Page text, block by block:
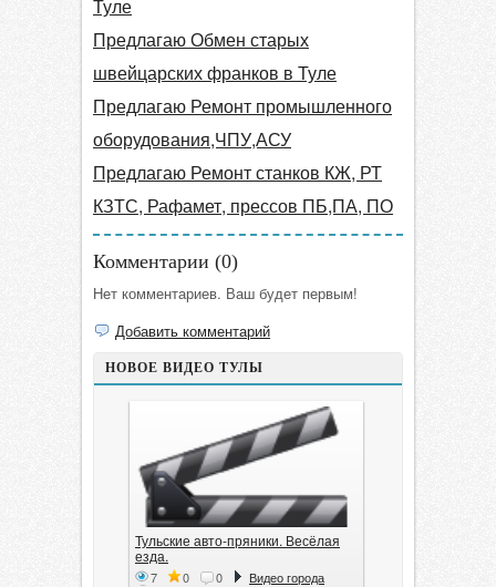
Туле
Предлагаю Обмен старых
швейцарских франков в Туле
Предлагаю Ремонт промышленного
оборудования,ЧПУ,АСУ
Предлагаю Ремонт станков КЖ, РТ
КЗТС, Рафамет, прессов ПБ,ПА, ПО
Комментарии (0)
Нет комментариев. Ваш будет первым!
Добавить комментарий
НОВОЕ ВИДЕО ТУЛЫ
Тульские авто-пряники. Весёлая
езда.
7 0 0
Видео города